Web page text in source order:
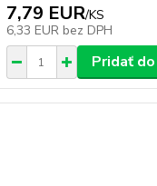
7,79 EUR/KS
6,33 EUR bez DPH
Pridať